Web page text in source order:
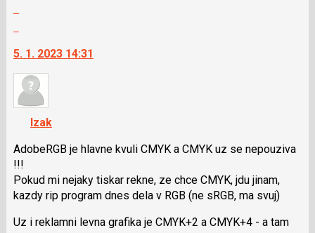
a
P
pro
předchozí
nový
názor
další
nový
názor.
navigaci
lze
použít
klávesy
N
následující
5. 1. 2023 14:31
Izak
AdobeRGB je hlavne kvuli CMYK a CMYK uz se nepouziva
!!!
Pokud mi nejaky tiskar rekne, ze chce CMYK, jdu jinam,
kazdy rip program dnes dela v RGB (ne sRGB, ma svuj)
Uz i reklamni levna grafika je CMYK+2 a CMYK+4 - a tam